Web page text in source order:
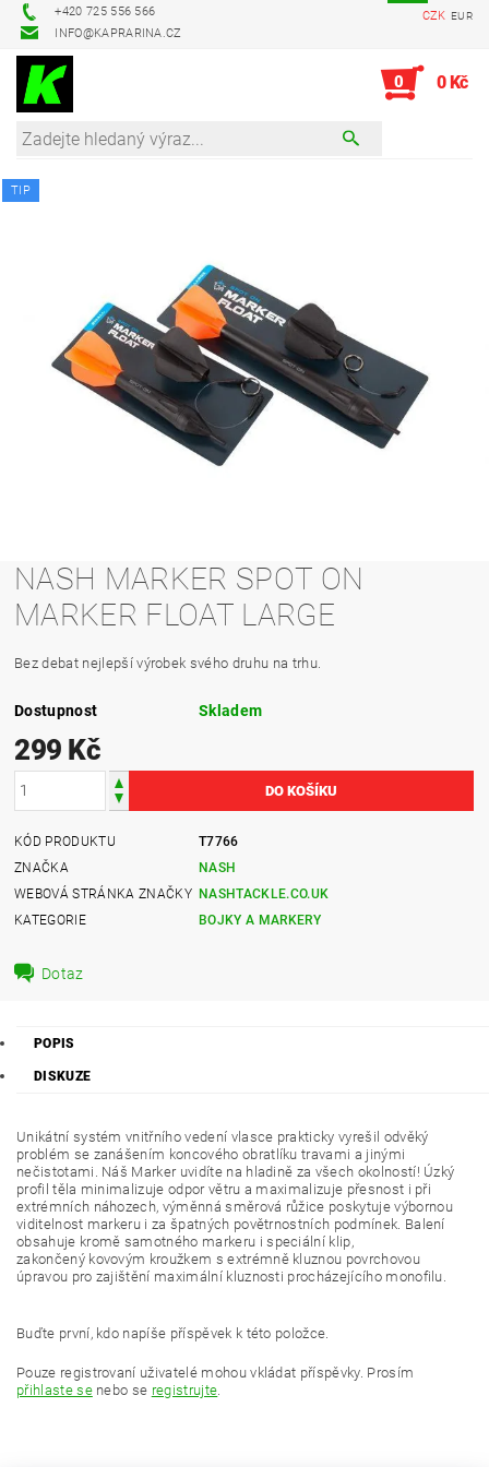
+420 725 556 566
INFO@KAPRARINA.CZ
CZK EUR
0 0 Kč
TIP
NASH MARKER SPOT ON
MARKER FLOAT LARGE
Bez debat nejlepší výrobek svého druhu na trhu.
Dostupnost Skladem
299 Kč
KÓD PRODUKTU
T7766
ZNAČKA
NASH
WEBOVÁ STRÁNKA ZNAČKY NASHTACKLE.CO.UK
KATEGORIE
BOJKY A MARKERY
Dotaz
POPIS
DISKUZE
Unikátní systém vnitřního vedení vlasce prakticky vyrešil odvěký
problém se zanášením koncového obratlíku travami a jinými
nečistotami. Náš Marker uvidíte na hladině za všech okolností! Úzký
profil těla minimalizuje odpor větru a maximalizuje přesnost i při
extrémních náhozech, výměnná směrová růžice poskytuje výbornou
viditelnost markeru i za špatných povětrnostních podmínek. Balení
obsahuje kromě samotného markeru i speciální klip,
zakončený kovovým kroužkem s extrémně kluznou povrchovou
úpravou pro zajištění maximální kluznosti procházejícího monofilu.
Buďte první, kdo napíše příspěvek k této položce.
Pouze registrovaní uživatelé mohou vkládat příspěvky. Prosím
přihlaste senebo se registrujte.